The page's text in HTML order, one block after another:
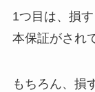
1つ目は、損
本保証がされ
もちろん、損